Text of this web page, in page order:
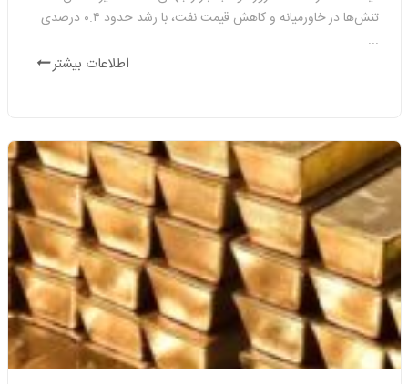
افت و خیز طلا در بازارهای جهانی
واگرایی بازار ارز و طلا
رئیس اتحادیه اصناف گلستان با هشدار نسبت به ترویج پدیده
کرمانشاه از امروز میزبان نخستین نمایشگاه تخصصی طلا، جواهر، نقره،
گوهرسنگ‌ها و صنایع وابسته است؛رویدادی چهارروزه که فعالان و
برندهای این صنعت از شهرهای مختلف کشور گرد هم آمدند تا تازه‌ترین
مصنوعات، جواهرات و سنگ‌های ارزشمند را به نمایش بگذارند.
نایب‌رئیس اتحادیه طلا و جواهر تهران با اشاره به افت 57 دلاری اونس
جهانی طلا ناشی از تنش های منطقه گفت: کاهش جهانی قیمت طلا،
مستقیماً قیمت‌های داخلی را نیز پایین کشیده است و با وجود ارزان‌تر
شدن طلا، ولی معاملات مصنوعات همچنان در حداقل سطح خود قرا...
در پی افزایش تمایل مردم به خرید ساچمه نقره، کارشناسان علاوه بر
هشدار نسبت به شیوع تقلب ، وجود ناخالصی‌ و تحمیل هزینه‌های
تنش‌ها در خاورمیانه و کاهش قیمت نفت، با رشد حدود ۰.۴ درصدی
...
اطلاعات بیشتر